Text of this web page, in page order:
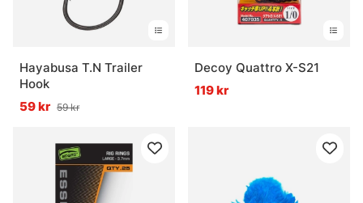
Hayabusa T.N Trailer
Hook
59 kr 59 kr
Decoy Quattro X-S21
119 kr